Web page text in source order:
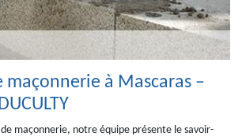
maçonnerie à Mascaras –
maçonnerie, notre équipe présente le savoir-